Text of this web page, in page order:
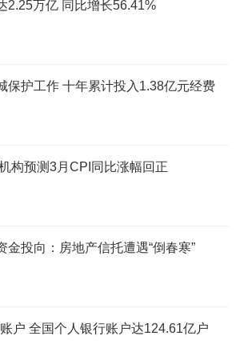
2.25万亿 同比增长56.41%
保护工作 十年累计投入1.38亿元经费
构预测3月CPI同比涨幅回正
金投向：房地产信托遭遇“倒春寒”
户 全国个人银行账户达124.61亿户